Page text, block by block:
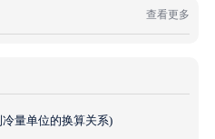
查看更多
量单位的换算关系)